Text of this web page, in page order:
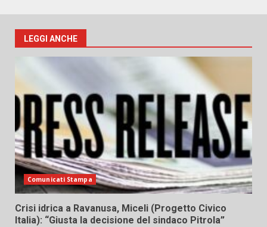
LEGGI ANCHE
Comunicati Stampa
Crisi idrica a Ravanusa, Miceli (Progetto Civico
Italia): “Giusta la decisione del sindaco Pitrola”